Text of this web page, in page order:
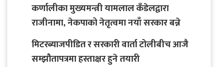
कर्णालीका मुख्यमन्त्री यामलाल कँडेलद्वारा
राजीनामा, नेकपाको नेतृत्वमा नयाँ सरकार बन्ने
मिटरब्याजपीडित र सरकारी वार्ता टोलीबीच आजै
सम्झौतापत्रमा हस्ताक्षर हुने तयारी